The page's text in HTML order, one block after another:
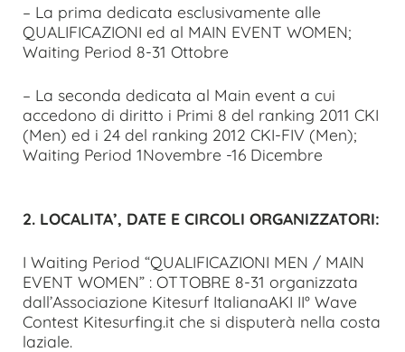
– La prima dedicata esclusivamente alle
QUALIFICAZIONI ed al MAIN EVENT WOMEN;
Waiting Period 8-31 Ottobre
– La seconda dedicata al Main event a cui
accedono di diritto i Primi 8 del ranking 2011 CKI
(Men) ed i 24 del ranking 2012 CKI-FIV (Men);
Waiting Period 1Novembre -16 Dicembre
2. LOCALITA’, DATE E CIRCOLI ORGANIZZATORI:
I Waiting Period “QUALIFICAZIONI MEN / MAIN
EVENT WOMEN” : OTTOBRE 8-31 organizzata
dall’Associazione Kitesurf ItalianaAKI II° Wave
Contest Kitesurfing.it che si disputerà nella costa
laziale.